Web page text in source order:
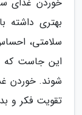
بهتری داشته
سلامتی،
این جاست که
شوند. خوردن
تقویت فکر و